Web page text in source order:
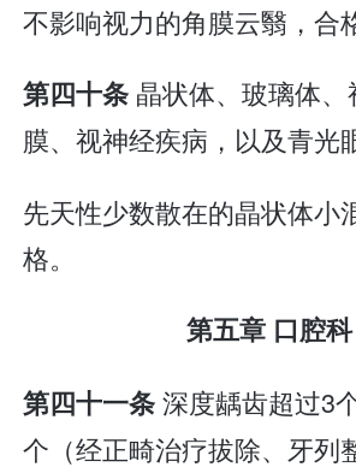
不影响视力的角膜云翳，合
第四十条 晶状体、玻璃体
膜、视神经疾病，以及青光
先天性少数散在的晶状体小
格。
第五章 口腔科
第四十一条深度龋齿超过3
个（经正畸治疗拔除、牙列